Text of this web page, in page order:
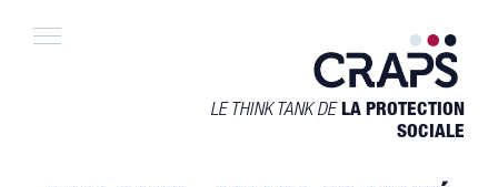
LE THINK TANK DE LA PROTECTION
SOCIALE